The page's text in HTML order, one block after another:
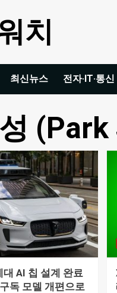
치
최신뉴스 전자·IT·통신
대 AI 칩 설계 완료
독 모델 개편으로